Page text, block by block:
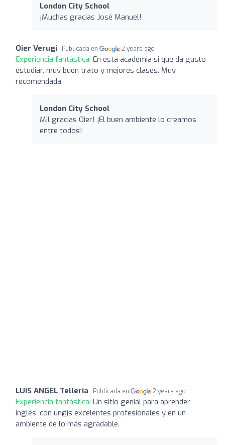
London City School
¡Muchas gracias José Manuel!
Oier Verugi Publicada en 2 years ago
Experiencia fantástica: En esta academia si que da gusto
estudiar, muy buen trato y mejores clases. Muy
recomendada
London City School
Mil gracias Oier! ¡El buen ambiente lo creamos
entre todos!
LUIS ANGEL Telleria Publicada en 2 years ago
Experiencia fantástica: Un sitio genial para aprender
inglés ,con un@s excelentes profesionales y en un
ambiente de lo más agradable.